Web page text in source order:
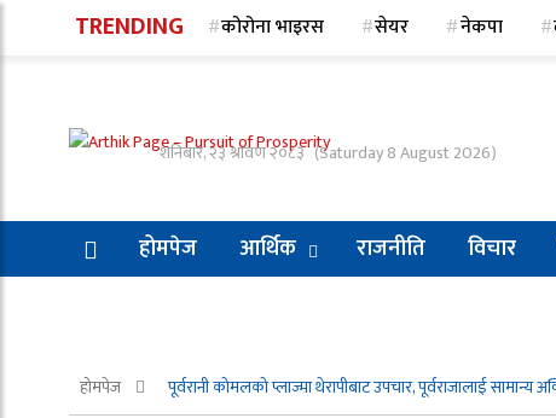
TRENDING कोरोना भाइरस सेयर नेकपा
शनिबार, २३ श्रावण २०८३ (Saturday 8 August 2026)
होमपेज आर्थिक राजनीति विचार
होमपेज पूर्वरानी कोमलको प्लाज्मा थेरापीबाट उपचार, पूर्वराजालाई सामान्य